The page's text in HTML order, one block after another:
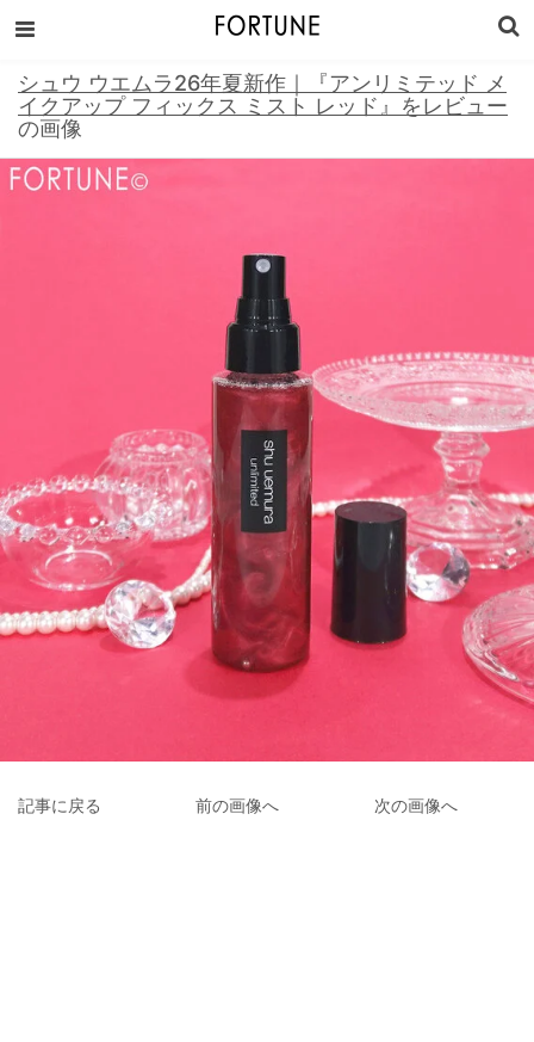
シュウ ウエムラ26年夏新作｜『アンリミテッド メ
イクアップ フィックス ミスト レッド』をレビュー
の画像
記事に戻る 前の画像へ 次の画像へ